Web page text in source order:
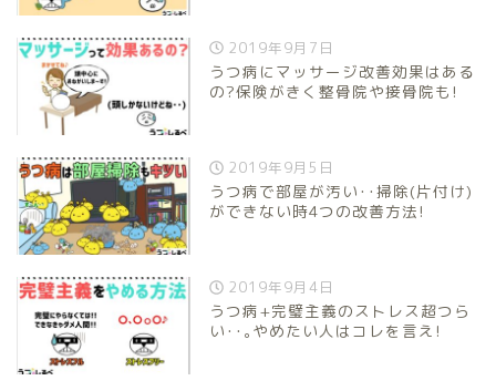
2019年9月7日
うつ病にマッサージ改善効果はある
の?保険がきく整骨院や接骨院も!
2019年9月5日
うつ病で部屋が汚い･･掃除(片付け)
ができない時4つの改善方法!
2019年9月4日
うつ病+完璧主義のストレス超つら
い･･｡やめたい人はコレを言え!